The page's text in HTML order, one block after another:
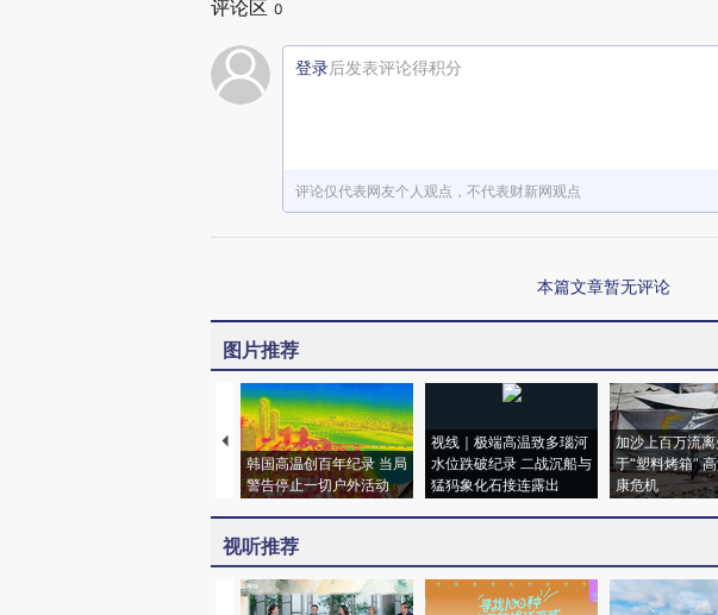
评论区 0
登录后发表评论得积分
评论仅代表网友个人观点，不代表财新网观点
本篇文章暂无评论
图片推荐
韩国高温创百年纪录 当局
警告停止一切户外活动
视线｜极端高温致多瑙河
水位跌破纪录 二战沉船与
猛犸象化石接连露出
加沙上百万流
于“塑料烤箱”
康危机
视听推荐